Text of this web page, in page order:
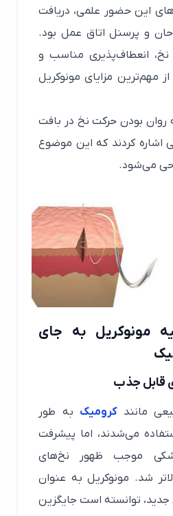
این حضور علمی، دریافت
و پرسنل اتاق عمل بود.
انعطاف‌پذیری مناسب و
مزایای مونوکریل
بودن حرکت نخ در بافت
کردند که این موضوع
می‌شود.
مونوکریل به جای
جذب
مانندکرومیکبه طور
می‌شدند، اما پیشرفت
موجب ظهور نخ‌های
شد. مونوکریل به عنوان
توانسته است جایگزین